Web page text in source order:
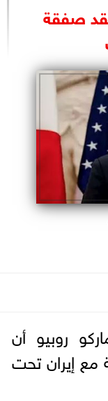
صفقة
‏روبيو أن
إيران تحت